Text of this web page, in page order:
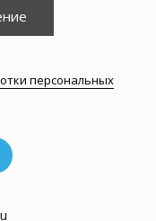
персональных